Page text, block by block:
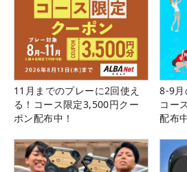
11月までのプレーに2回使え
る！コース限定3,500円クー
ポン配布中！
8-9月
コー
配布